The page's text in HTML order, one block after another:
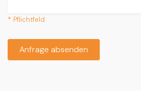
* Pflichtfeld